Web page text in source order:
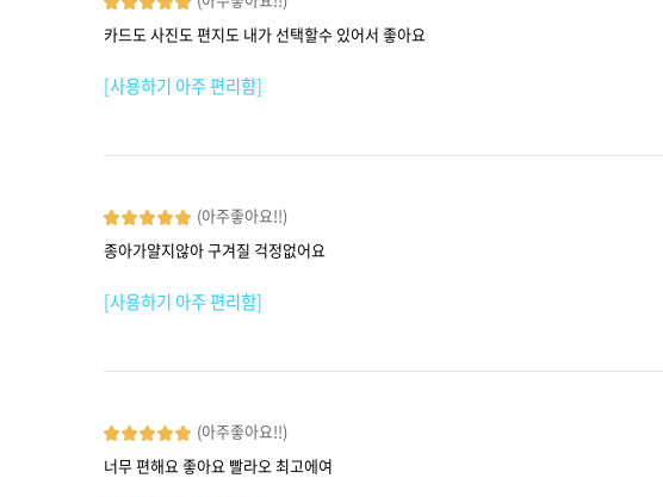
카드도 사진도 편지도 내가 선택할수 있어서 좋아요
[사용하기 아주 편리함]
(아주좋아요!!)
종아가얄지않아 구겨질 걱정없어요
[사용하기 아주 편리함]
(아주좋아요!!)
너무 편해요 좋아요 빨라오 최고에여